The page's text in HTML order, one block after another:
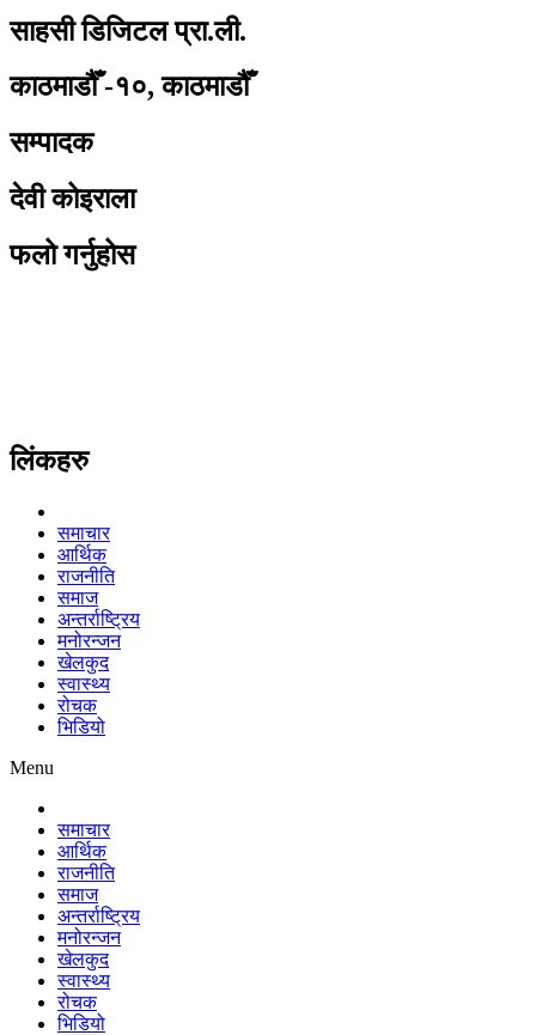
साहसी डिजिटल प्रा.ली.
काठमाडौँ -१०, काठमाडौँ
सम्पादक
देवी कोइराला
फलो गर्नुहोस
लिंकहरु
समाचार
आर्थिक
राजनीति
समाज
अन्तर्राष्ट्रिय
मनोरन्जन
खेलकुद
स्वास्थ्य
रोचक
भिडियो
Menu
समाचार
आर्थिक
राजनीति
समाज
अन्तर्राष्ट्रिय
मनोरन्जन
खेलकुद
स्वास्थ्य
रोचक
भिडियो